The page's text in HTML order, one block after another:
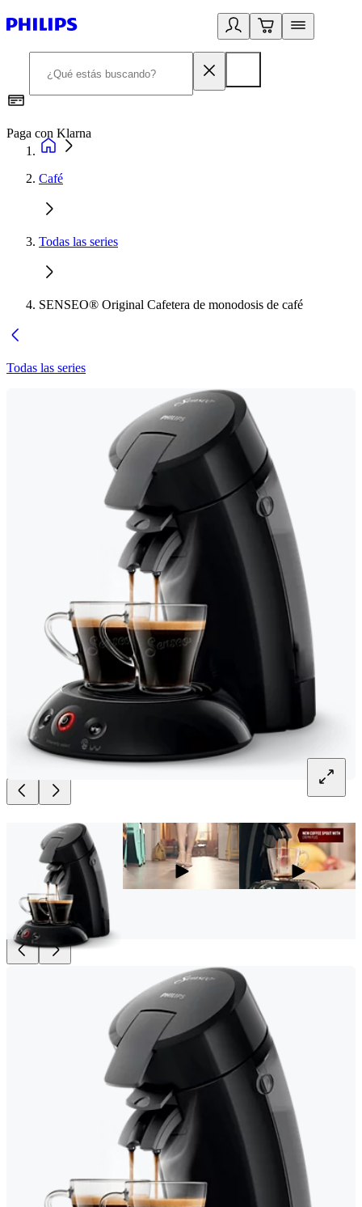
Paga con Klarna
Café
Todas las series
SENSEO® Original Cafetera de monodosis de café
Todas las series